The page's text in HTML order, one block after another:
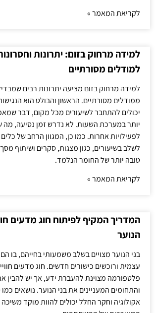
לקריאת המאמר »
למידה מרחוק בזום: יתרונות
למודלים מסורתיים
למידה מרחוק בזום מציעה יתרונות רבים
ממודלים מסורתיים. הראשון והבולט הוא
יכולים להתחבר לשיעורים מכל מקום, דבר
יותר במערכת השעות. לא נדרש זמן נסיעה, מה
לפעילויות אחרות. כמו כן, המגוון הרחב של כלים
לשלב בשיעורים, כגון מצגות, סקרים ושיתוף
טובה יותר של החומר הנלמד.
לקריאת המאמר »
המדריך המקיף לפיתוח חוג מדעים
הנוער
בני הנוער מצויים בשלב משמעותי בחייהם, בו
עצמית ורוכשים כישורים חדשים. חוג מדעים
פלטפורמה מצוינת להעברת ידע, אך יש להבין
והתחומים המעניינים את בני הנוער. נושאים כמו
אקולוגיה וחקר החלל יכולים להוות מוקד